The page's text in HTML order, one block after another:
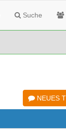
Suche
NEUES